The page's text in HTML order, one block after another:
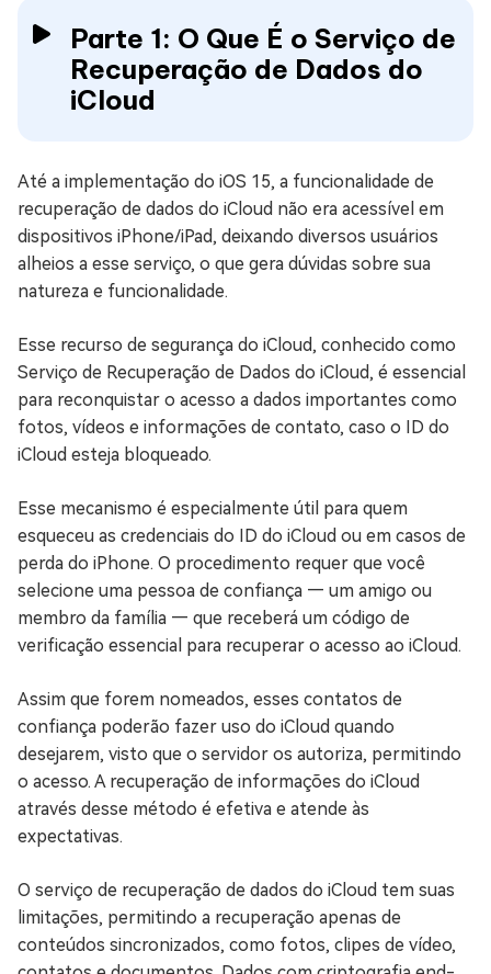
Parte 1: O Que É o Serviço de
Recuperação de Dados do
iCloud
Até a implementação do iOS 15, a funcionalidade de
recuperação de dados do iCloud não era acessível em
dispositivos iPhone/iPad, deixando diversos usuários
alheios a esse serviço, o que gera dúvidas sobre sua
natureza e funcionalidade.
Esse recurso de segurança do iCloud, conhecido como
Serviço de Recuperação de Dados do iCloud, é essencial
para reconquistar o acesso a dados importantes como
fotos, vídeos e informações de contato, caso o ID do
iCloud esteja bloqueado.
Esse mecanismo é especialmente útil para quem
esqueceu as credenciais do ID do iCloud ou em casos de
perda do iPhone. O procedimento requer que você
selecione uma pessoa de confiança — um amigo ou
membro da família — que receberá um código de
verificação essencial para recuperar o acesso ao iCloud.
Assim que forem nomeados, esses contatos de
confiança poderão fazer uso do iCloud quando
desejarem, visto que o servidor os autoriza, permitindo
o acesso. A recuperação de informações do iCloud
através desse método é efetiva e atende às
expectativas.
O serviço de recuperação de dados do iCloud tem suas
limitações, permitindo a recuperação apenas de
conteúdos sincronizados, como fotos, clipes de vídeo,